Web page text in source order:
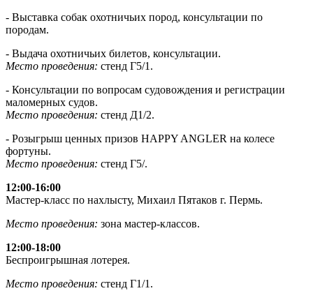
- Выставка собак охотничьих пород, консультации по
породам.
- Выдача охотничьих билетов, консультации.
Место проведения: стенд Г5/1.
- Консультации по вопросам судовождения и регистрации
маломерных судов.
Место проведения: стенд Д1/2.
- Розыгрыш ценных призов HAPPY ANGLER на колесе
фортуны.
Место проведения: стенд Г5/.
12:00-16:00
Мастер-класс по нахлысту, Михаил Пятаков г. Пермь.
Место проведения: зона мастер-классов.
12:00-18:00
Беспроигрышная лотерея.
Место проведения: стенд Г1/1.